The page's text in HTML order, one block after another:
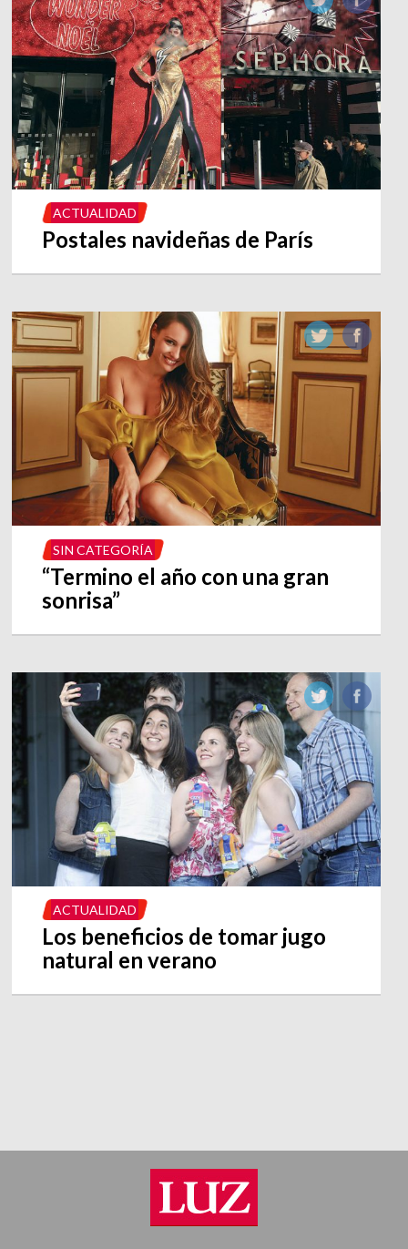
ACTUALIDAD
Postales navideñas de París
SIN CATEGORÍA
“Termino el año con una gran
sonrisa”
ACTUALIDAD
Los beneficios de tomar jugo
natural en verano